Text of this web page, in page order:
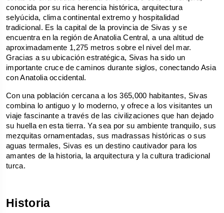
conocida por su rica herencia histórica, arquitectura
selyúcida, clima continental extremo y hospitalidad
tradicional. Es la capital de la provincia de Sivas y se
encuentra en la región de Anatolia Central, a una altitud de
aproximadamente 1,275 metros sobre el nivel del mar.
Gracias a su ubicación estratégica, Sivas ha sido un
importante cruce de caminos durante siglos, conectando Asia
con Anatolia occidental.
Con una población cercana a los 365,000 habitantes, Sivas
combina lo antiguo y lo moderno, y ofrece a los visitantes un
viaje fascinante a través de las civilizaciones que han dejado
su huella en esta tierra. Ya sea por su ambiente tranquilo, sus
mezquitas ornamentadas, sus madrassas históricas o sus
aguas termales, Sivas es un destino cautivador para los
amantes de la historia, la arquitectura y la cultura tradicional
turca.
Historia